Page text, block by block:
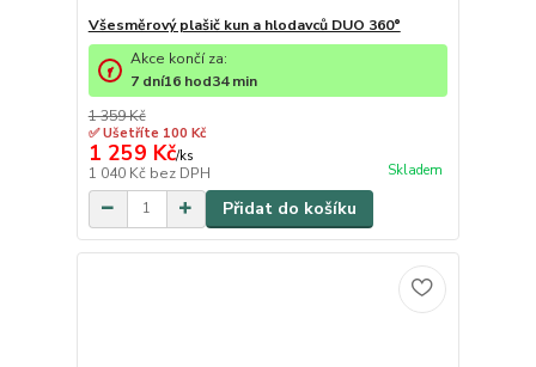
Všesměrový plašič kun a hlodavců DUO 360°
1 359 Kč
✅ Ušetříte 100 Kč
1 259 Kč/ks
1 040 Kč bez DPH Skladem
Akce končí za:
7 dní16 hod34min
Přidat do košíku